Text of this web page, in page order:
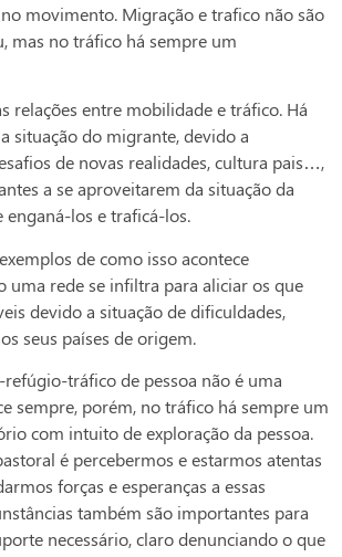
movimento. Migração e trafico não são
mas no tráfico há sempre um
relações entre mobilidade e tráfico. Há
situação do migrante, devido a
de novas realidades, cultura pais…,
a se aproveitarem da situação da
enganá-los e traficá-los.
de como isso acontece
uma rede se infiltra para aliciar os que
devido a situação de dificuldades,
seus países de origem.
tráfico de pessoa não é uma
sempre, porém, no tráfico há sempre um
com intuito de exploração da pessoa.
é percebermos e estarmos atentas
forças e esperanças a essas
também são importantes para
necessário, claro denunciando o que